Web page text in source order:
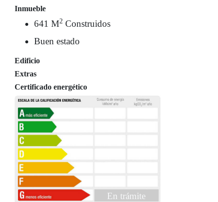
Inmueble
641 M2 Construidos
Buen estado
Edificio
Extras
Certificado energético
En trámite